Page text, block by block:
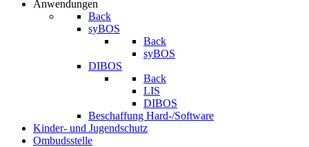
Anwendungen
Back
syBOS
Back
syBOS
DIBOS
Back
LIS
DIBOS
Beschaffung Hard-/Software
Kinder- und Jugendschutz
Ombudsstelle